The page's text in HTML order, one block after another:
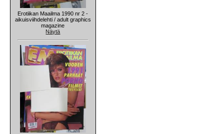
Erotiikan Maailma 1990 nr 2 -
aikuisviihdelehti / adult graphics
magazine
Näytä